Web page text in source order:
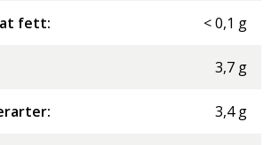
fett: <0,1 g
3,7 g
: 3,4 g